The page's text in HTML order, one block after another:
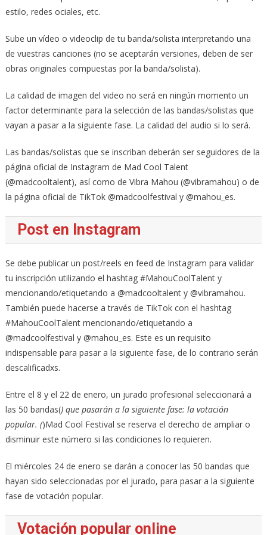
estilo, redes ociales, etc.
Sube un vídeo o videoclip de tu banda/solista interpretando una
de vuestras canciones (no se aceptarán versiones, deben de ser
obras originales compuestas por la banda/solista).
La calidad de imagen del video no será en ningún momento un
factor determinante para la selección de las bandas/solistas que
vayan a pasar a la siguiente fase. La calidad del audio si lo será.
Las bandas/solistas que se inscriban deberán ser seguidores de la
página oficial de Instagram de Mad Cool Talent
(@madcooltalent), así como de Vibra Mahou (@vibramahou) o de
la página oficial de TikTok @madcoolfestival y @mahou_es.
Post en Instagram
Se debe publicar un post/reels en feed de Instagram para validar
tu inscripción utilizando el hashtag #MahouCoolTalent y
mencionando/etiquetando a @madcooltalent y @vibramahou.
También puede hacerse a través de TikTok con el hashtag
#MahouCoolTalent mencionando/etiquetando a
@madcoolfestival y @mahou_es. Este es un requisito
indispensable para pasar a la siguiente fase, de lo contrario serán
descalificadxs.
Entre el 8 y el 22 de enero, un jurado profesional seleccionará a
las 50 bandas() que pasarán a la siguiente fase: la votación
popular. ()Mad Cool Festival se reserva el derecho de ampliar o
disminuir este número si las condiciones lo requieren.
El miércoles 24 de enero se darán a conocer las 50 bandas que
hayan sido seleccionadas por el jurado, para pasar a la siguiente
fase de votación popular.
Votación popular online